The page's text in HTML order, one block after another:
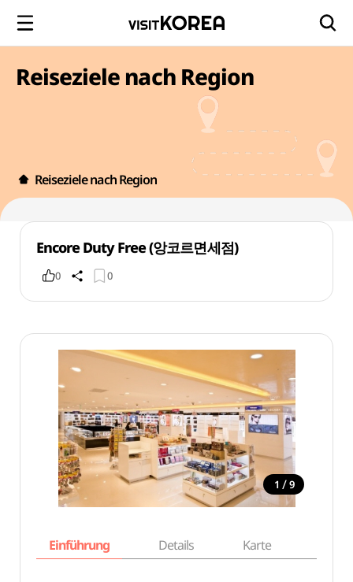
Reiseziele nach Region
Reiseziele nach Region
Encore Duty Free (앙코르면세점)
0 0
1 / 9
Einführung Details Karte